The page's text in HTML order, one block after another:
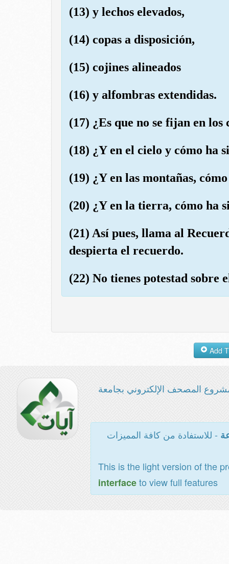
(13) y lechos elevados,
(14) copas a disposición,
(15) cojines alineados
(16) y alfombras extendidas.
(17) ¿Es que no se fijan en
(18) ¿Y en el cielo y cómo ha
(19) ¿Y en las montañas,
(20) ¿Y en la tierra, cómo ha
(21) Así pues, llama al
despierta el recuerdo.
(22) No tienes potestad sobre
المصحف الإلكتروني بجامعة
- للاستفادة من كافة المميزات
This is the light version of the
interfaceto view full features